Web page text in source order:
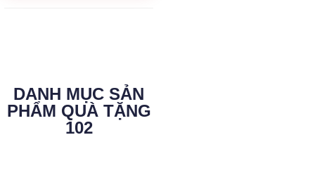
DANH MỤC SẢN
PHẨM QUÀ TẶNG
102